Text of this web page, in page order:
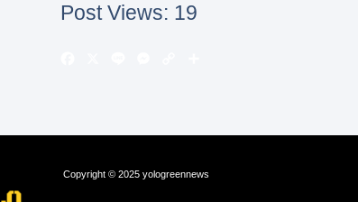
Post Views: 19
Copyright © 2025 yologreennews